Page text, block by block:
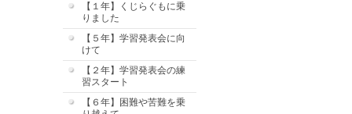
【１年】くじらぐもに乗
りました
【５年】学習発表会に向
けて
【２年】学習発表会の練
習スタート
【６年】困難や苦難を乗